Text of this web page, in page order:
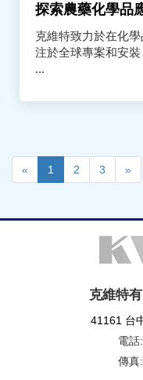
探索農藥化學品
克維特致力於在化
注於全球專案和安
...
« 1 2 3 »
克維特
41161 台
電話:
傳真